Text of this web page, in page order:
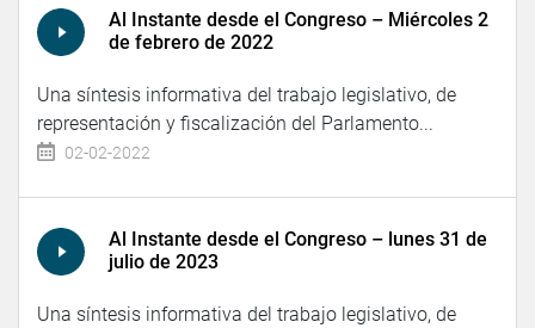
Al Instante desde el Congreso – Miércoles 2
de febrero de 2022
Una síntesis informativa del trabajo legislativo, de
representación y fiscalización del Parlamento...
02-02-2022
Al Instante desde el Congreso – lunes 31 de
julio de 2023
Una síntesis informativa del trabajo legislativo, de